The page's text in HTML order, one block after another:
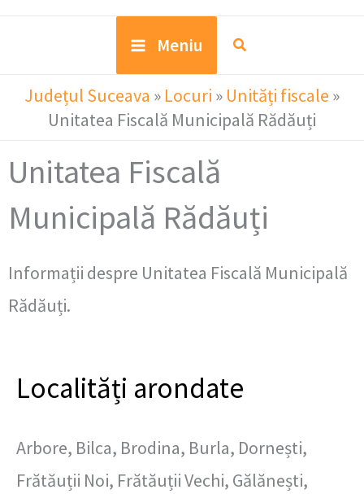
Meniu
Județul Suceava » Locuri » Unități fiscale »
Unitatea Fiscală Municipală Rădăuți
Unitatea Fiscală
Municipală Rădăuți
Informații despre Unitatea Fiscală Municipală
Rădăuți.
Localități arondate
Arbore, Bilca, Brodina, Burla, Dornești,
Frătăuții Noi, Frătăuții Vechi, Gălănești,